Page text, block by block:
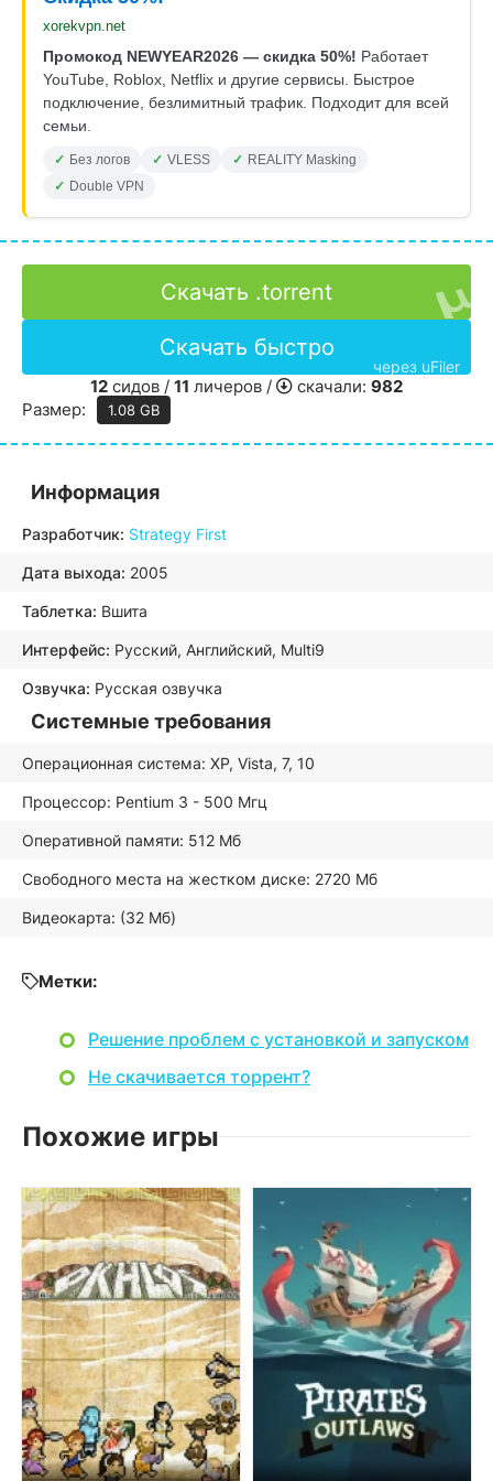
xorekvpn.net
Промокод NEWYEAR2026 — скидка 50%! Работает
YouTube, Roblox, Netflix и другие сервисы. Быстрое
подключение, безлимитный трафик. Подходит для всей
семьи.
Без логов VLESS
REALITY Masking
Double VPN
Скачать .torrent
Скачать быстро
через uFiler
12 сидов / 11 личеров / скачали: 982
Размер:
1.08 GB
Информация
Разработчик: Strategy First
Дата выхода: 2005
Таблетка: Вшита
Интерфейс: Русский, Английский, Multi9
Озвучка: Русская озвучка
Системные требования
Операционная система: XP, Vista, 7, 10
Процессор: Pentium 3 - 500 Мгц
Оперативной памяти: 512 Мб
Свободного места на жестком диске: 2720 Мб
Видеокарта: (32 Мб)
Метки:
Решение проблем с установкой и запуском
Не скачивается торрент?
Похожие игры